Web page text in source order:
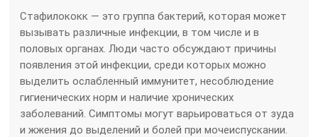
Стафилококк — это группа бактерий, которая может
вызывать различные инфекции, в том числе и в
половых органах. Люди часто обсуждают причины
появления этой инфекции, среди которых можно
выделить ослабленный иммунитет, несоблюдение
гигиенических норм и наличие хронических
заболеваний. Симптомы могут варьироваться от зуда
и жжения до выделений и болей при мочеиспускании.